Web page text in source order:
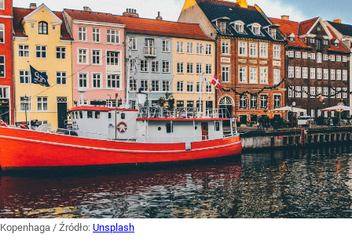
Kopenhaga / Źródło: Unsplash